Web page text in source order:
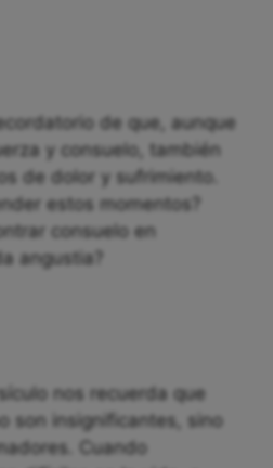
de que, aunque
y consuelo, también
de dolor y sufrimiento.
estos momentos?
consuelo en
angustia?
nos recuerda que
son insignificantes, sino
Cuando